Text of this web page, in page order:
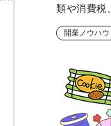
類や消費税
開業ノウハウ